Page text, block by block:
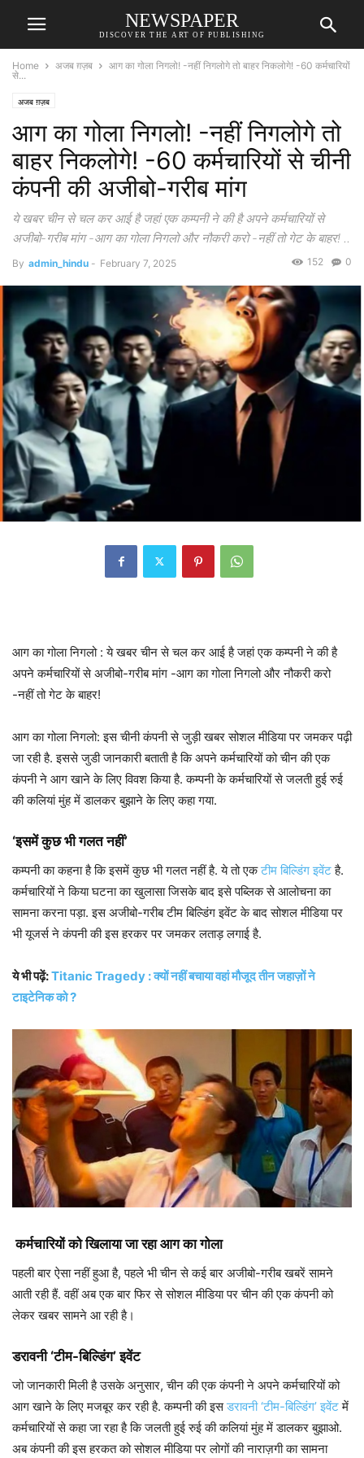
NEWSPAPER
DISCOVER THE ART OF PUBLISHING
Home अजब ग़ज़ब
आग का गोला निगलो! -नहीं निगलोगे तो बाहर निकलोगे! -60 कर्मचारियों
से...
अजब ग़ज़ब
आग का गोला निगलो! -नहीं निगलोगे तो
बाहर निकलोगे! -60 कर्मचारियों से चीनी
कंपनी की अजीबो-गरीब मांग
ये खबर चीन से चल कर आई है जहां एक कम्पनी ने की है अपने कर्मचारियों से
अजीबो-गरीब मांग -आग का गोला निगलो और नौकरी करो -नहीं तो गेट के बाहर! ..
By admin_hindu - February 7, 2025 0
152
आग का गोला निगलो : ये खबर चीन से चल कर आई है जहां एक कम्पनी ने की है
अपने कर्मचारियों से अजीबो-गरीब मांग -आग का गोला निगलो और नौकरी करो
-नहीं तो गेट के बाहर!
आग का गोला निगलो: इस चीनी कंपनी से जुड़ी खबर सोशल मीडिया पर जमकर पढ़ी
जा रही है. इससे जुडी जानकारी बताती है कि अपने कर्मचारियों को चीन की एक
कंपनी ने आग खाने के लिए विवश किया है. कम्पनी के कर्मचारियों से जलती हुई रुई
की कलियां मुंह में डालकर बुझाने के लिए कहा गया.
‘इसमें कुछ भी गलत नहीं’
कम्पनी का कहना है कि इसमें कुछ भी गलत नहीं है. ये तो एकटीम बिल्डिंग इवेंटहै.
कर्मचारियों ने किया घटना का खुलासा जिसके बाद इसे पब्लिक से आलोचना का
सामना करना पड़ा. इस अजीबो-गरीब टीम बिल्डिंग इवेंट के बाद सोशल मीडिया पर
भी यूजर्स ने कंपनी की इस हरकर पर जमकर लताड़ लगाई है.
ये भी पढ़ें:Titanic Tragedy : क्यों नहीं बचाया वहां मौजूद तीन जहाज़ों ने
टाइटेनिक को ?
कर्मचारियों को खिलाया जा रहा आग का गोला
पहली बार ऐसा नहीं हुआ है, पहले भी चीन से कई बार अजीबो-गरीब खबरें सामने
आती रही हैं. वहीं अब एक बार फिर से सोशल मीडिया पर चीन की एक कंपनी को
लेकर खबर सामने आ रही है।
डरावनी ‘टीम-बिल्डिंग’ इवेंट
जो जानकारी मिली है उसके अनुसार, चीन की एक कंपनी ने अपने कर्मचारियों को
आग खाने के लिए मजबूर कर रही है. कम्पनी की इसडरावनी ‘टीम-बिल्डिंग’ इवेंटमें
कर्मचारियों से कहा जा रहा है कि जलती हुई रुई की कलियां मुंह में डालकर बुझाओ.
अब कंपनी की इस हरकत को सोशल मीडिया पर लोगों की नाराज़गी का सामना